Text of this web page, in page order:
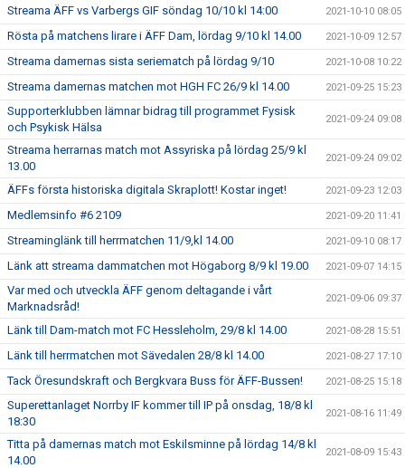
Streama ÄFF vs Varbergs GIF söndag 10/10 kl 14:00 2021-10-10 08:05
Rösta på matchens lirare i ÄFF Dam, lördag 9/10 kl 14.00 2021-10-09 12:57
Streama damernas sista seriematch på lördag 9/10 2021-10-08 10:22
Streama damernas matchen mot HGH FC 26/9 kl 14.00 2021-09-25 15:23
Supporterklubben lämnar bidrag till programmet Fysisk
och Psykisk Hälsa
2021-09-24 09:08
Streama herrarnas match mot Assyriska på lördag 25/9 kl
13.00
2021-09-24 09:02
ÄFFs första historiska digitala Skraplott! Kostar inget! 2021-09-23 12:03
Medlemsinfo #6 2109 2021-09-20 11:41
Streaminglänk till herrmatchen 11/9,kl 14.00 2021-09-10 08:17
Länk att streama dammatchen mot Högaborg 8/9 kl 19.00 2021-09-07 14:15
Var med och utveckla ÄFF genom deltagande i vårt
Marknadsråd!
2021-09-06 09:37
Länk till Dam-match mot FC Hessleholm, 29/8 kl 14.00 2021-08-28 15:51
Länk till herrmatchen mot Sävedalen 28/8 kl 14.00 2021-08-27 17:10
Tack Öresundskraft och Bergkvara Buss för ÄFF-Bussen! 2021-08-25 15:18
Superettanlaget Norrby IF kommer till IP på onsdag, 18/8 kl
18:30
2021-08-16 11:49
Titta på damernas match mot Eskilsminne på lördag 14/8 kl
14.00
2021-08-09 15:43